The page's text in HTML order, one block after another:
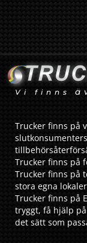
Vi finns
Trucker finns på
Trucker finns på
Trucker finns på
stora egna
Trucker finns på
tryggt, få hjälp
det sätt som